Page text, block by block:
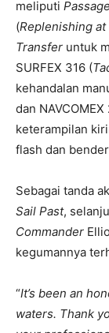
meliputi
(Replenishing
Transfer untuk
SURFEX 316 (
kehandalan
dan NAVCOMEX
keterampilan
flash dan
Sebagai tanda
Sail Past,
Commander
kegumannya
“It’s been an
waters. Thank